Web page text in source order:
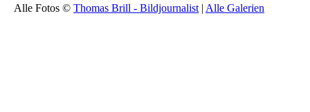
Alle Fotos © Thomas Brill - Bildjournalist | Alle Galerien